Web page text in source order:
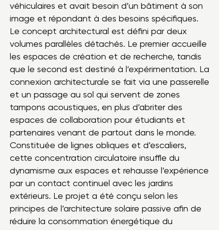
véhiculaires et avait besoin d’un bâtiment à son
image et répondant à des besoins spécifiques.
Le concept architectural est défini par deux
volumes parallèles détachés. Le premier accueille
les espaces de création et de recherche, tandis
que le second est destiné à l’expérimentation. La
connexion architecturale se fait via une passerelle
et un passage au sol qui servent de zones
tampons acoustiques, en plus d’abriter des
espaces de collaboration pour étudiants et
partenaires venant de partout dans le monde.
Constituée de lignes obliques et d’escaliers,
cette concentration circulatoire insuffle du
dynamisme aux espaces et rehausse l’expérience
par un contact continuel avec les jardins
extérieurs. Le projet a été conçu selon les
principes de l’architecture solaire passive afin de
réduire la consommation énergétique du